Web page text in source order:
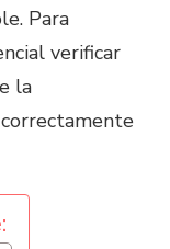
Para
verificar
la